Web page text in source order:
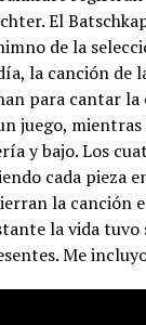
El
de la
la canción de
para cantar la
juego,
y bajo. Los
cada pieza
la canción
la vida
Me